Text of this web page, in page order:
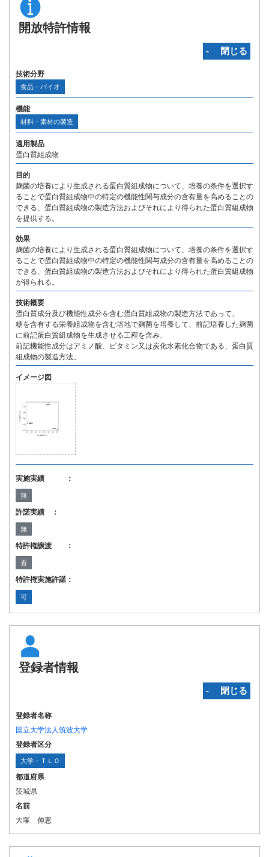
開放特許情報
‐ 閉じる
技術分野
食品・バイオ
機能
材料・素材の製造
適用製品
蛋白質組成物
目的
麹菌の培養により生成される蛋白質組成物について、培養の条件を選択す
ることで蛋白質組成物中の特定の機能性関与成分の含有量を高めることの
できる、蛋白質組成物の製造方法およびそれにより得られた蛋白質組成物
を提供する。
効果
麹菌の培養により生成される蛋白質組成物について、培養の条件を選択す
ることで蛋白質組成物中の特定の機能性関与成分の含有量を高めることの
できる、蛋白質組成物の製造方法およびそれにより得られた蛋白質組成物
が得られる。
技術概要
蛋白質成分及び機能性成分を含む蛋白質組成物の製造方法であって、
糖を含有する栄養組成物を含む培地で麹菌を培養して、前記培養した麹菌
に前記蛋白質組成物を生成させる工程を含み、
前記機能性成分はアミノ酸、ビタミン又は炭化水素化合物である、蛋白質
組成物の製造方法。
イメージ図
実施実績 ：
無
許諾実績 ：
無
特許権譲渡 ：
否
特許権実施許諾：
可
登録者情報
‐ 閉じる
登録者名称
国立大学法人筑波大学
登録者区分
大学・ＴＬＯ
都道府県
茨城県
名前
大塚 伸恵